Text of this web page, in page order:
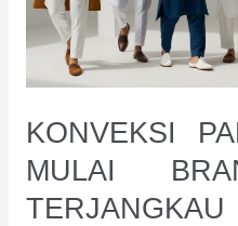
KONVEKSI
MULAI
TERJANGKAU
Terjangkau